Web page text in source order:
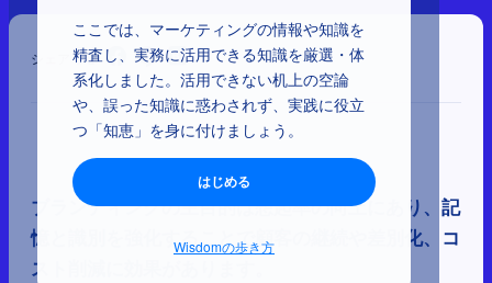
ここでは、マーケティングの情報や知識を
精査し、実務に活用できる知識を厳選・体
系化しました。活用できない机上の空論
や、誤った知識に惑わされず、実践に役立
つ「知恵」を身に付けましょう。
はじめる
Wisdomの歩き方
シェア
ブランディングの主目的は想起率の向上にあり、記
憶と識別を強化することで顧客の継続や差別化、コ
スト削減に効果があります。